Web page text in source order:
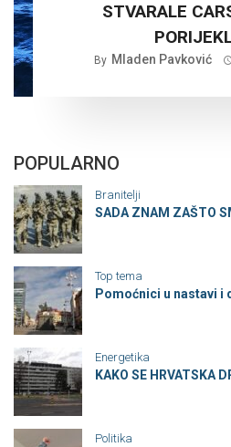
STVARALE
By Mladen Pavković
POPULARNO
Branitelji
SADA ZNAM ZAŠTO
Top tema
Pomoćnici u nastavi i
Energetika
KAKO SE HRVATSKA
Politika